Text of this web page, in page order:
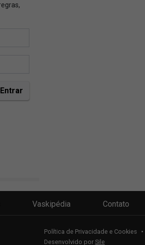
Vaskipédia Contato
Política de Privacidade e Cookies •
Desenvolvido por Sile